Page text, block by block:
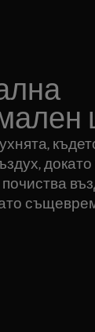
докато